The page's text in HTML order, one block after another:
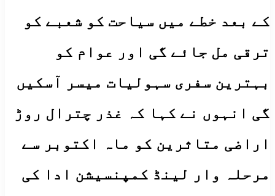
کے بعد خطے میں سیاحت کو شعبے کو
ترقی مل جائے گی اور عوام کو
بہترین سفری سہولیات میسر آسکیں
گی انہوں نے کہا کہ غذر چترال روڑ
اراضی متاثرین کو ماہ اکتوبر سے
مرحلہ وار لینڈ کمپنسیشن ادا کی